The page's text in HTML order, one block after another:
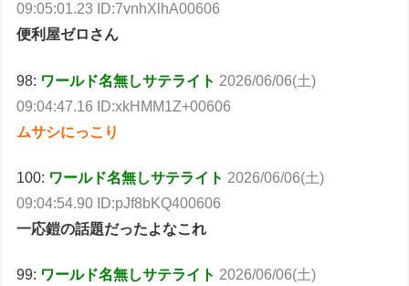
09:05:01.23 ID:7vnhXlhA00606
便利屋ゼロさん
98: ワールド名無しサテライト 2026/06/06(土)
09:04:47.16 ID:xkHMM1Z+00606
ムサシにっこり
100: ワールド名無しサテライト 2026/06/06(土)
09:04:54.90 ID:pJf8bKQ400606
一応鎧の話題だったよなこれ
99: ワールド名無しサテライト 2026/06/06(土)